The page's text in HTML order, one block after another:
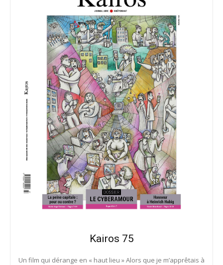
Kairos 75
Un film qui dérange en « haut lieu » Alors que je m’apprêtais à